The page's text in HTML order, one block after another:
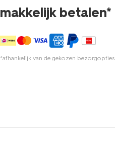
makkelijk betalen*
*afhankelijk van de gekozen bezorgopties